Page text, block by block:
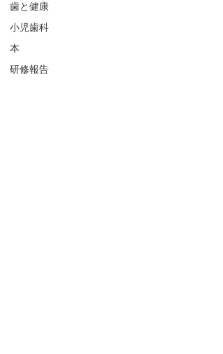
歯と健康
小児歯科
本
研修報告